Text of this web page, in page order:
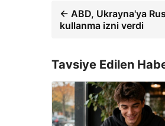
← ABD, Ukrayna'ya
kullanma izni verdi
Tavsiye Edilen